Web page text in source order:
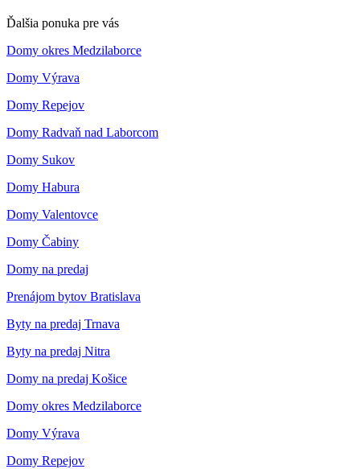
Ďalšia ponuka pre vás
Domy okres Medzilaborce
Domy Výrava
Domy Repejov
Domy Radvaň nad Laborcom
Domy Sukov
Domy Habura
Domy Valentovce
Domy Čabiny
Domy na predaj
Prenájom bytov Bratislava
Byty na predaj Trnava
Byty na predaj Nitra
Domy na predaj Košice
Domy okres Medzilaborce
Domy Výrava
Domy Repejov